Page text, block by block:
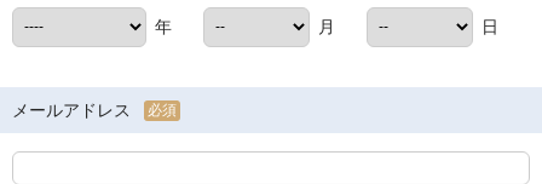
年 月 日
メールアドレス 必須